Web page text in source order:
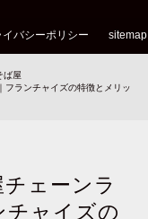
イバシーポリシー sitemap
ば屋
フランチャイズの特徴とメリッ
チェーンラ
チャイズの